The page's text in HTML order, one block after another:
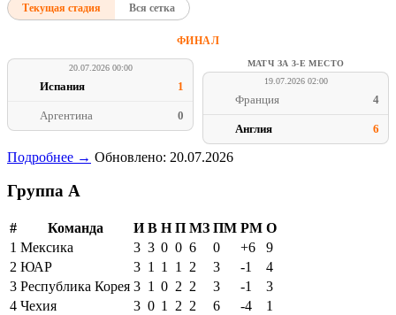
Текущая стадия Вся сетка
ФИНАЛ
20.07.2026 00:00
Испания 1
Аргентина 0
МАТЧ ЗА 3-Е МЕСТО
19.07.2026 02:00
Франция 4
Англия 6
Подробнее → Обновлено: 20.07.2026
Группа A
# Команда И В Н П МЗ ПМ РМ О
1 Мексика 3 3 0 0 6 0 +6
9
2 ЮАР 3 1 1 1 2 3 -1
4
3 Республика Корея 3 1 0 2 2 3 -1
3
4 Чехия 3 0 1 2 2 6 -4
1